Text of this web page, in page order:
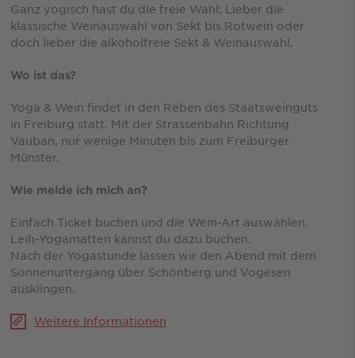
Ganz yogisch hast du die freie Wahl: Lieber die
klassische Weinauswahl von Sekt bis Rotwein oder
doch lieber die alkoholfreie Sekt & Weinauswahl.
Wo ist das?
Yoga & Wein findet in den Reben des Staatsweinguts
in Freiburg statt. Mit der Strassenbahn Richtung
Vauban, nur wenige Minuten bis zum Freiburger
Münster.
Wie melde ich mich an?
Einfach Ticket buchen und die Wein-Art auswählen.
Leih-Yogamatten kannst du dazu buchen.
Nach der Yogastunde lassen wir den Abend mit dem
Sonnenuntergang über Schönberg und Vogesen
ausklingen.
Weitere Informationen